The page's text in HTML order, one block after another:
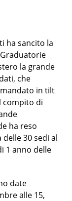
ha sancito la
la grande
che
in tilt
compito di
ha reso
30 sedi al
1 anno delle
date
alle 15,